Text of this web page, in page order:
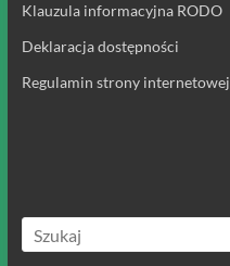
Klauzula informacyjna RODO
Deklaracja dostępności
Regulamin strony internetowej